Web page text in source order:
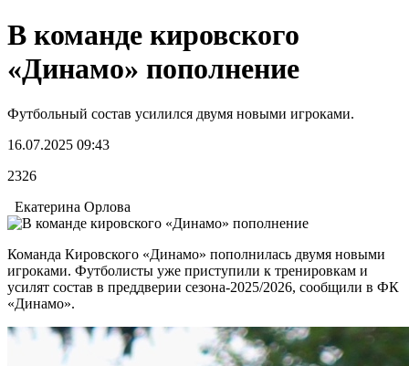
В команде кировского
«Динамо» пополнение
Футбольный состав усилился двумя новыми игроками.
16.07.2025 09:43
2326
Екатерина Орлова
Команда Кировского «Динамо» пополнилась двумя новыми
игроками. Футболисты уже приступили к тренировкам и
усилят состав в преддверии сезона-2025/2026, сообщили в ФК
«Динамо».